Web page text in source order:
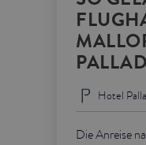
Hotel
Die Anreise